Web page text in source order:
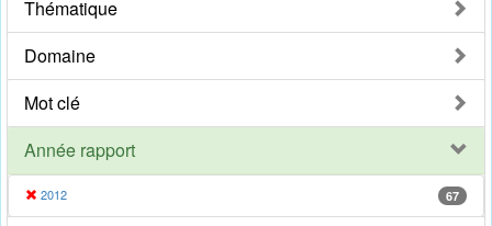
Thématique
Domaine
Mot clé
Année rapport
2012 67